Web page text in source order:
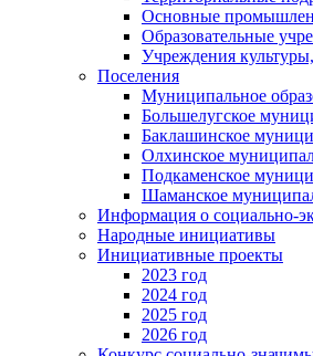
Основные
Образовательные
Учреждения
Поселения
Муниципальное
Большелугское
Баклашинское
Олхинское
Подкаменское
Шаманское
Информация о социально-
Народные инициативы
Инициативные проекты
2023 год
2024 год
2025 год
2026 год